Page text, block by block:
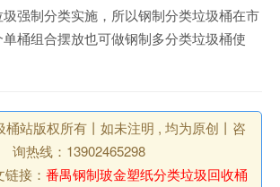
强制分类实施，所以钢制分类垃圾桶在市
桶组合摆放也可做钢制多分类垃圾桶使
桶站版权所有丨如未注明 , 均为原创丨咨
询热线：13902465298
接： 番禺钢制玻金塑纸分类垃圾回收桶